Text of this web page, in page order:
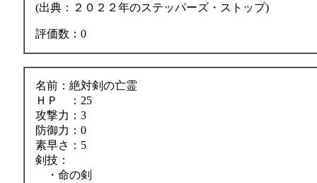
(出典：２０２２年のステッパーズ・ストップ)
評価数：0
名前：絶対剣の亡霊
ＨＰ ：25
攻撃力：3
防御力：0
素早さ：5
剣技：
・命の剣